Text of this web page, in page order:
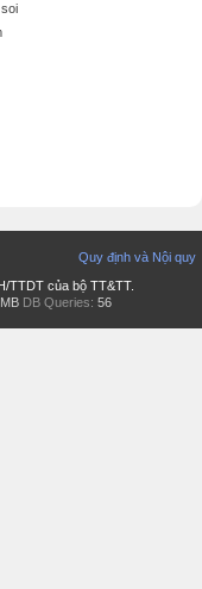
Quy định và Nội quy
TTDT của bộ TT&TT.
DB Queries: 56